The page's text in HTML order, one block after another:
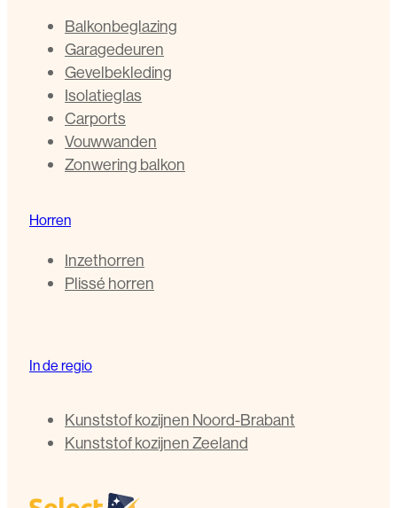
Balkonbeglazing
Garagedeuren
Gevelbekleding
Isolatieglas
Carports
Vouwwanden
Zonwering balkon
Horren
Inzethorren
Plissé horren
In de regio
Kunststof kozijnen Noord-Brabant
Kunststof kozijnen Zeeland